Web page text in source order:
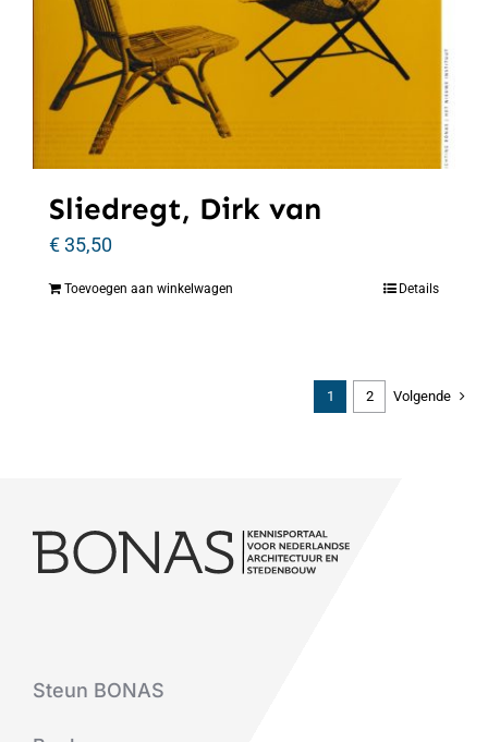
Sliedregt, Dirk van
€35,50
Toevoegen aan winkelwagen Details
1 2 Volgende
Steun BONAS